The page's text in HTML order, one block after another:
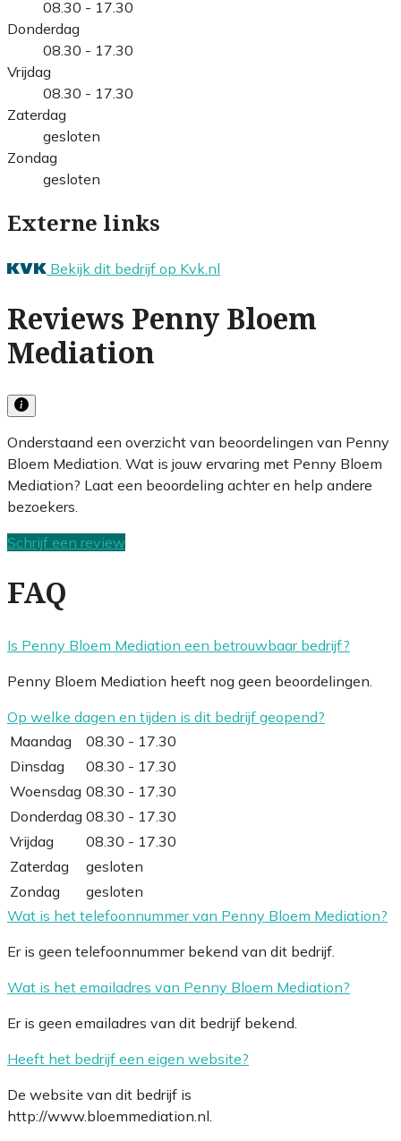
08.30 - 17.30
Donderdag
08.30 - 17.30
Vrijdag
08.30 - 17.30
Zaterdag
gesloten
Zondag
gesloten
Externe links
Bekijk dit bedrijf op Kvk.nl
Reviews Penny Bloem
Mediation
Onderstaand een overzicht van beoordelingen van Penny
Bloem Mediation. Wat is jouw ervaring met Penny Bloem
Mediation? Laat een beoordeling achter en help andere
bezoekers.
Schrijf een review
FAQ
Is Penny Bloem Mediation een betrouwbaar bedrijf?
Penny Bloem Mediation heeft nog geen beoordelingen.
Op welke dagen en tijden is dit bedrijf geopend?
Maandag
08.30 - 17.30
Dinsdag
08.30 - 17.30
Woensdag 08.30 - 17.30
Donderdag 08.30 - 17.30
Vrijdag
08.30 - 17.30
Zaterdag
gesloten
Zondag
gesloten
Wat is het telefoonnummer van Penny Bloem Mediation?
Er is geen telefoonnummer bekend van dit bedrijf.
Wat is het emailadres van Penny Bloem Mediation?
Er is geen emailadres van dit bedrijf bekend.
Heeft het bedrijf een eigen website?
De website van dit bedrijf is
http://www.bloemmediation.nl.